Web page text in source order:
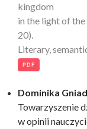
kingdom
in the light of
20).
Literary,
PDF
Dominika
Towarzyszenie
w opinii